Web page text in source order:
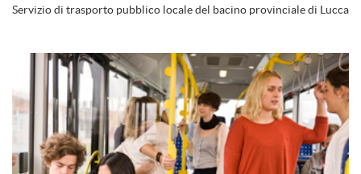
Servizio di trasporto pubblico locale del bacino provinciale di Lucca